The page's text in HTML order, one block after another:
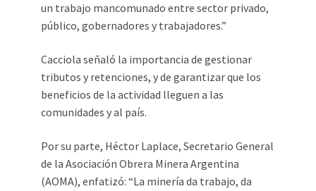
un trabajo mancomunado entre sector privado,
público, gobernadores y trabajadores.”
Cacciola señaló la importancia de gestionar
tributos y retenciones, y de garantizar que los
beneficios de la actividad lleguen a las
comunidades y al país.
Por su parte, Héctor Laplace, Secretario General
de la Asociación Obrera Minera Argentina
(AOMA), enfatizó: “La minería da trabajo, da